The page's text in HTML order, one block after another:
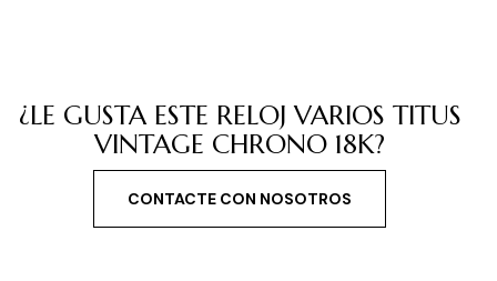
¿LE GUSTA ESTE RELOJ VARIOS TITUS
VINTAGE CHRONO 18K?
CONTACTE CON NOSOTROS